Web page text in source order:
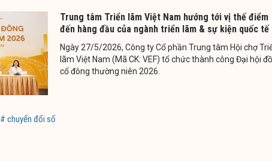
Trung tâm Triển lãm Việt Nam hướng tới vị thế điểm
đến hàng đầu của ngành triển lãm & sự kiện quốc tế
Ngày 27/5/2026, Công ty Cổ phần Trung tâm Hội chợ
lãm Việt Nam (Mã CK: VEF) tổ chức thành công Đại hội
cổ đông thường niên 2026.
# chuyển đổi số